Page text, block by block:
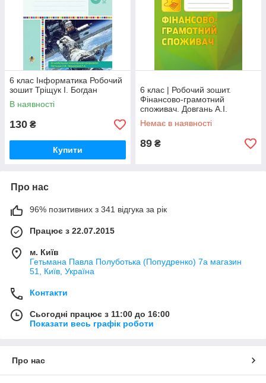
6 клас Інформатика Робочий
зошит Тріщук І. Богдан
В наявності
130 ₴
Купити
6 клас | Робочий зошит.
Фінансово-грамотний
споживач. Довгань А.І.
Немає в наявності
89 ₴
Про нас
96% позитивних з 341 відгука за рік
Працює з 22.07.2015
м. Київ
Гетьмана Павла Полуботька (Попудренко) 7а магазин
51, Київ, Україна
Контакти
Сьогодні працює з 11:00 до 16:00
Показати весь графік роботи
Про нас